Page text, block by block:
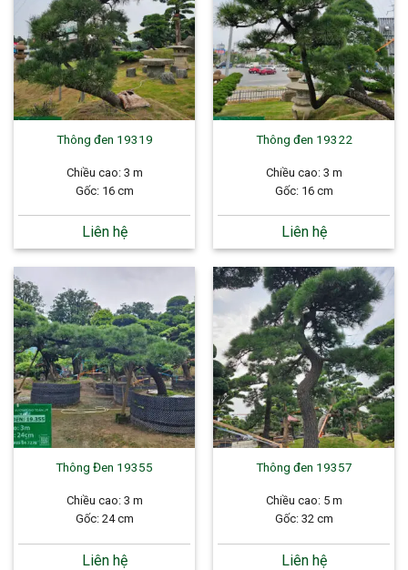
Thông đen 19319
Chiều cao: 3 m
Gốc: 16 cm
Liên hệ
Thông đen 19322
Chiều cao: 3 m
Gốc: 16 cm
Liên hệ
Thông Đen 19355
Chiều cao: 3 m
Gốc: 24 cm
Liên hệ
Thông đen 19357
Chiều cao: 5 m
Gốc: 32 cm
Liên hệ